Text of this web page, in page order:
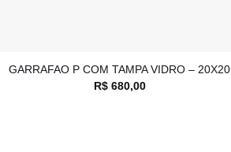
GARRAFAO P COM TAMPA VIDRO – 20X20
R$680,00